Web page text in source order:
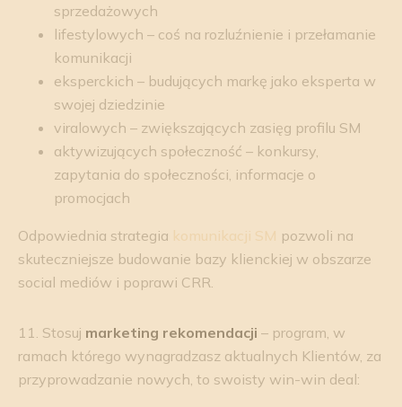
sprzedażowych
lifestylowych – coś na rozluźnienie i przełamanie
komunikacji
eksperckich – budujących markę jako eksperta w
swojej dziedzinie
viralowych – zwiększających zasięg profilu SM
aktywizujących społeczność – konkursy,
zapytania do społeczności, informacje o
promocjach
Odpowiednia strategia komunikacji SM pozwoli na
skuteczniejsze budowanie bazy klienckiej w obszarze
social mediów i poprawi CRR.
11. Stosuj marketing rekomendacji – program, w
ramach którego wynagradzasz aktualnych Klientów, za
przyprowadzanie nowych, to swoisty win-win deal: